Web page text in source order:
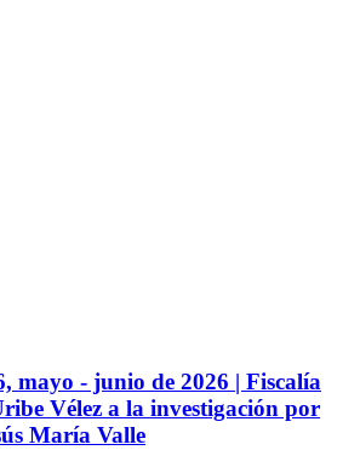
mayo - junio de 2026 | Fiscalía
Vélez a la investigación por
María Valle